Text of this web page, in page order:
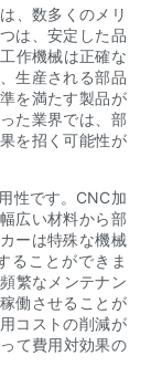
、数多くのメリ
は、安定した品
作機械は正確な
生産される部品
を満たす製品が
た業界では、部
を招く可能性が
性です。CNC加
広い材料から部
ーは特殊な機械
ることができま
繁なメンテナン
働させることが
コストの削減が
て費用対効果の